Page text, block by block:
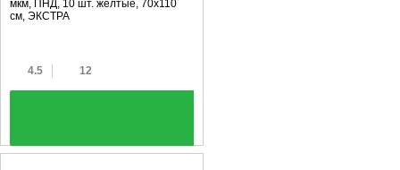
мкм, ПНД, 10 шт. желтые, 70х110
см, ЭКСТРА
4.5 12